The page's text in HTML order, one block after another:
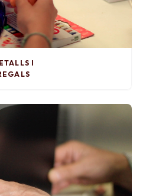
I